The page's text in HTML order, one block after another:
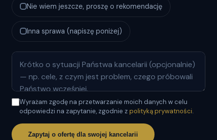
Nie wiem jeszcze, proszę o rekomendację
Inna sprawa (napiszę poniżej)
Wyrażam zgodę na przetwarzanie moich danych w celu
odpowiedzi na zapytanie, zgodnie z polityką prywatności.
Zapytaj o ofertę dla swojej kancelarii